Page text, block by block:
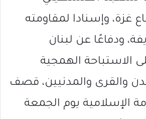
غزة، وإسنادا لمقاومته
ودفاعًا عن لبنان
الاستباحة الهمجية
والقرى والمدنيين، قصف
‏الإسلامية يوم الجمعة